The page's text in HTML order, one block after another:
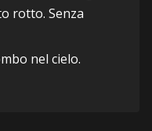
rotto. Senza
nel cielo.